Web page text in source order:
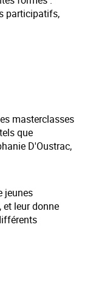
participatifs,
masterclasses
que
D'Oustrac,
jeunes
leur donne